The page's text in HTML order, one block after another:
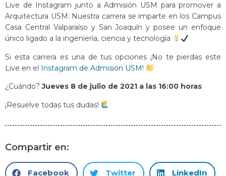
Live de Instagram junto a Admisión USM para promover a
Arquitectura USM. Nuestra carrera se imparte en los Campus
Casa Central Valparaíso y San Joaquín y posee un enfoque
único ligado a la ingeniería, ciencia y tecnología
Si esta carrera es una de tus opciones ¡No te pierdas este
Live en el Instagram de Admisión USM!
¿Cuándo?Jueves 8 de julio de 2021 a las 16:00 horas
¡Resuelve todas tus dudas!
Compartir en:
Facebook Twitter LinkedIn